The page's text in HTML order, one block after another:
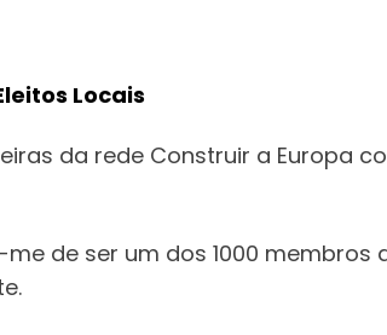
Locais
da rede Construir a Europa
me de ser um dos 1000 membros